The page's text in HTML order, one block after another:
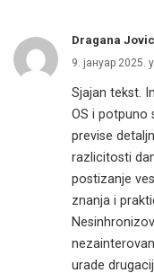
Dragana Jovic
9. јануар 2025.
Sjajan tekst.
OS i potpuno
previse
razlicitosti
postizanje
znanja i
urade